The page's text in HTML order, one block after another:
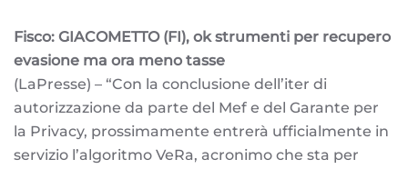
Fisco: GIACOMETTO (FI), ok strumenti per recupero
evasione ma ora meno tasse
(LaPresse) – “Con la conclusione dell’iter di
autorizzazione da parte del Mef e del Garante per
la Privacy, prossimamente entrerà ufficialmente in
servizio l’algoritmo VeRa, acronimo che sta per